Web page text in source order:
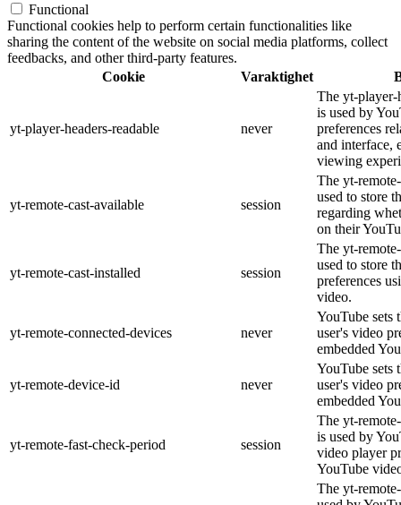
Functional
Functional cookies help to perform certain functionalities like
sharing the content of the website on social media platforms, collect
feedbacks, and other third-party features.
Cookie
Varaktighet
yt-player-headers-readable never
The yt-player-
is used by
preferences
and interface,
viewing
yt-remote-cast-available session
The yt-
used to store
regarding
on their
yt-remote-cast-installed session
The yt-
used to store
preferences
video.
yt-remote-connected-devices never
YouTube sets
user's video
embedded
yt-remote-device-id never
YouTube sets
user's video
embedded
yt-remote-fast-check-period session
The yt-
is used by
video player
YouTube
The yt-